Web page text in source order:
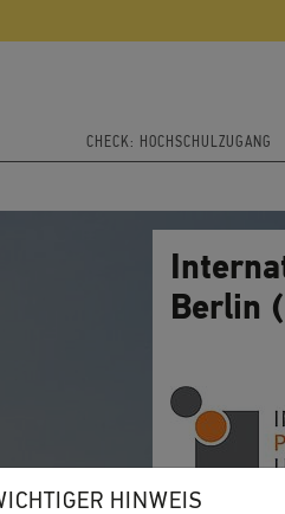
HINWEIS
CHECK: HOCHSCHULZUGANG
Berlin